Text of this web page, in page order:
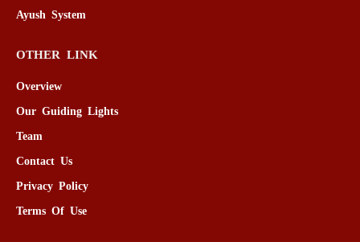
Ayush System
OTHER LINK
Overview
Our Guiding Lights
Team
Contact Us
Privacy Policy
Terms Of Use